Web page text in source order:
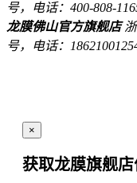
号，电话：400-808-
龙膜佛山官方旗舰店
号，电话：
×
获取龙膜旗舰店